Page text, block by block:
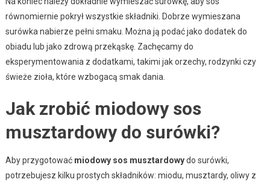
równomiernie pokrył wszystkie składniki. Dobrze wymieszana
surówka nabierze pełni smaku. Można ją podać jako dodatek do
obiadu lub jako zdrową przekąskę. Zachęcamy do
eksperymentowania z dodatkami, takimi jak orzechy, rodzynki czy
świeże zioła, które wzbogacą smak dania.
Jak zrobić miodowy sos
musztardowy do surówki?
Aby przygotować miodowy sos musztardowydo surówki,
potrzebujesz kilku prostych składników: miodu, musztardy, oliwy z